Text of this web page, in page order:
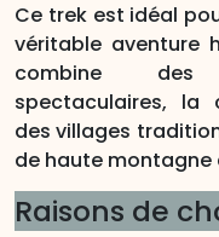
Ce trek est idéal
véritable aventure
combine des
spectaculaires, la
des villages
de haute montagne
Raisons de